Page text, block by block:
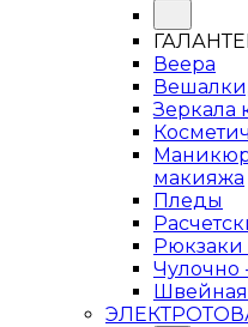
Веера
Зеркала
макияжа
Пледы
Рюкзаки
Чулочно
Швейная